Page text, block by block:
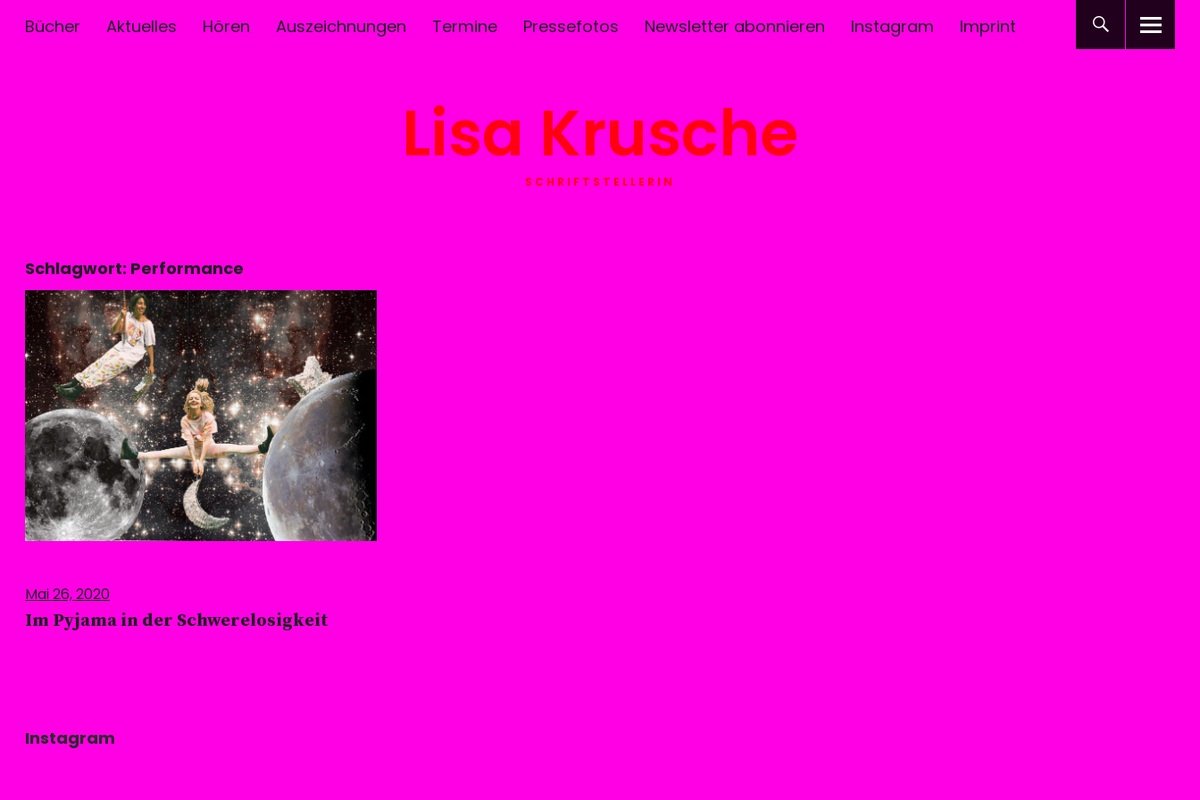
Bücher Aktuelles Hören Auszeichnungen Termine Pressefotos Newsletter abonnieren Instagram Imprint
Lisa Krusche
SCHRIFTSTELLERIN
Schlagwort: Performance
Mai 26, 2020
Im Pyjama in der Schwerelosigkeit
Instagram